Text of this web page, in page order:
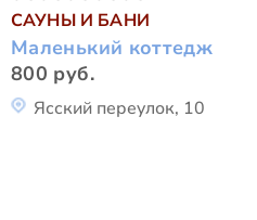
САУНЫ И БАНИ
Маленький коттедж
800 руб.
Ясский переулок, 10